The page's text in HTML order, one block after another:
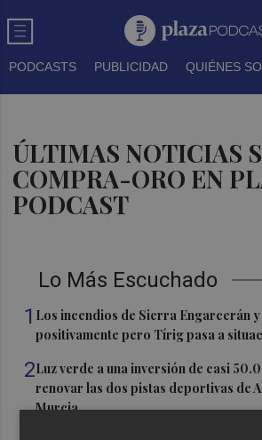
PODCASTS PUBLICIDAD QUIÉNES
ÚLTIMAS NOTICIAS
COMPRA-ORO EN
PODCAST
Lo Más Escuchado
1 Los incendios de Sierra Engarcerán
positivamente pero Tírig pasa a
2Luz verde a una inversión de casi
renovar las dos pistas deportivas de
Murcia